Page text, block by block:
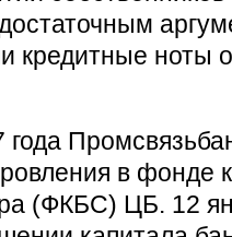
кредитные
в фонде
(ФКБС) ЦБ. 12